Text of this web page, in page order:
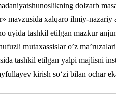
dolzarb
mavzusida xalqaro ilmiy-nazariy
uyida tashkil etilgan mazkur
mutaxassislar o’z
tashkil etilgan yalpi majlisni
kirish so‘zi bilan ochar